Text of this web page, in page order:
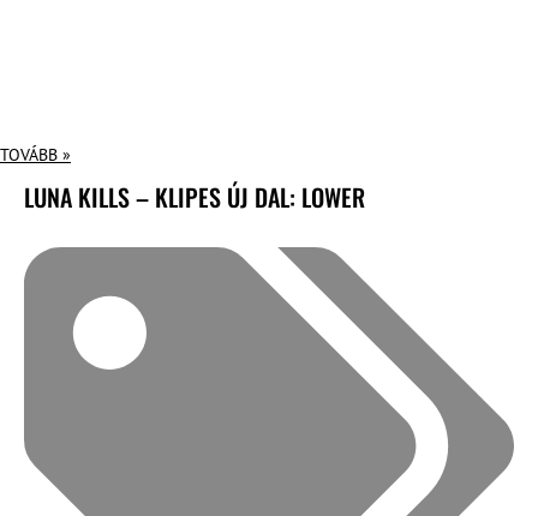
TOVÁBB »
LUNA KILLS – KLIPES ÚJ DAL: LOWER